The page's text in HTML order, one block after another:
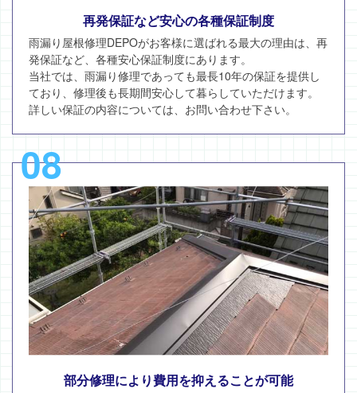
再発保証など安心の各種保証制度
雨漏り屋根修理DEPOがお客様に選ばれる最大の理由は、再
発保証など、各種安心保証制度にあります。
当社では、雨漏り修理であっても最長10年の保証を提供し
ており、修理後も長期間安心して暮らしていただけます。
詳しい保証の内容については、お問い合わせ下さい。
08
部分修理により費用を抑えることが可能